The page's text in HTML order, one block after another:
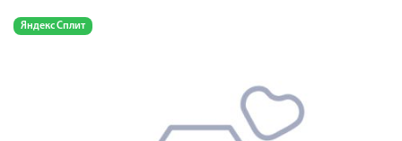
Яндекс Сплит